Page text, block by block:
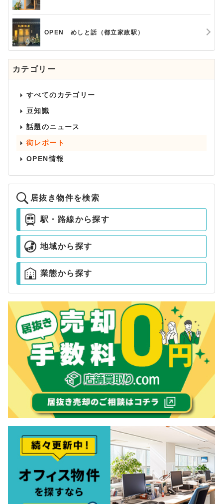
OPEN めしと話（都立家政駅）
カテゴリー
すべてのカテゴリー
豆知識
話題のニュース
街レポート
OPEN情報
居抜き物件を検索
駅・路線から探す
地域から探す
業態から探す